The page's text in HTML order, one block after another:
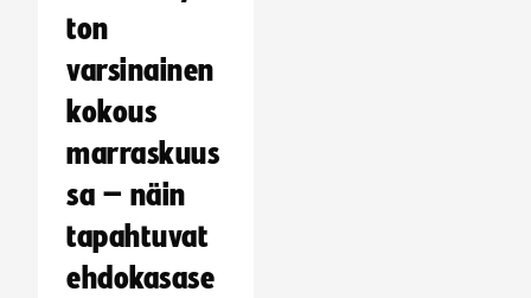
ton
varsinainen
kokous
marraskuus
sa – näin
tapahtuvat
ehdokasase